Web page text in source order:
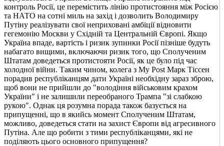
контроль Росії, це перемістить лінію протистояння між Росією
та НАТО на сотні миль на захід і дозволить Володимиру
Путіну реалізувати свої неприховані амбіції відновити
гегемонію Москви у Східній та Центральній Європі. Якщо
Україна впаде, вартість і ризик зупинки Росії пізніше будуть
набагато вищими, включаючи ризик того, що Сполученим
Штатам доведеться протистояти Росії, як це було під час
холодної війни. Таким чином, колега з My Post Марк Тіссен
порадив республіканцям дати Україні необхідну зараз зброю,
щоб вони не прийшли до "володіння військовим крахом
України" і не залишили переобраного Трампа "зі слабкою
рукою". Однак ця розумна порада також базується на
припущенні, що в якийсь момент Сполученим Штатам,
можливо, доведеться стати на захист Європи від агресивного
Путіна. Але що робити з тими республіканцями, які не
поділяють цього основного припущення?